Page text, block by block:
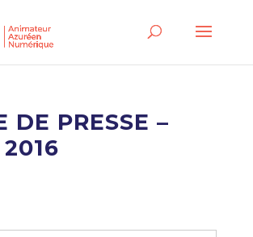
DE PRESSE –